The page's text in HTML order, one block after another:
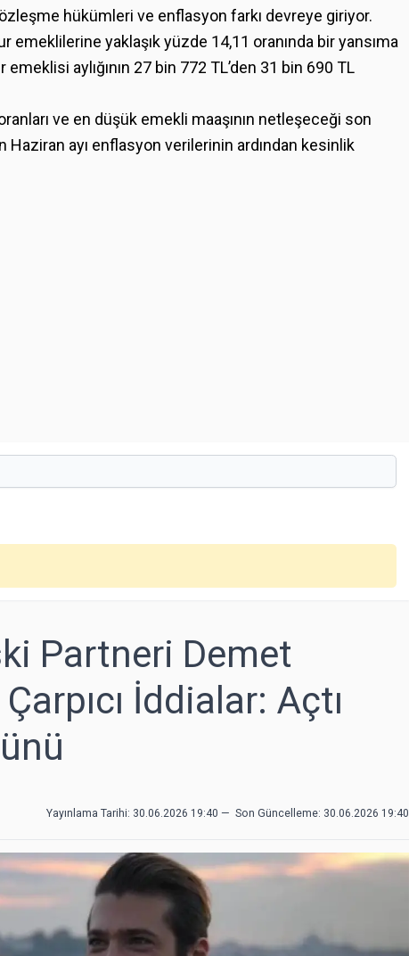
hükümleri ve enflasyon farkı devreye giriyor.
yaklaşık yüzde 14,11 oranında bir yansıma
aylığının 27 bin 772 TL’den 31 bin 690 TL
ve en düşük emekli maaşının netleşeceği son
Haziran ayı enflasyon verilerinin ardından kesinlik
Partneri Demet
İddialar: Açtı
Yayınlama Tarihi: 30.06.2026 19:40 — Son Güncelleme: 30.06.2026 19:40